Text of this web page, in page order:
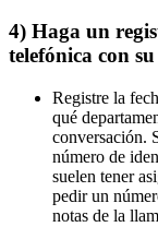
4) Haga un
telefónica con
Registre la
qué
conversación.
número de
suelen tener
pedir un
notas de la